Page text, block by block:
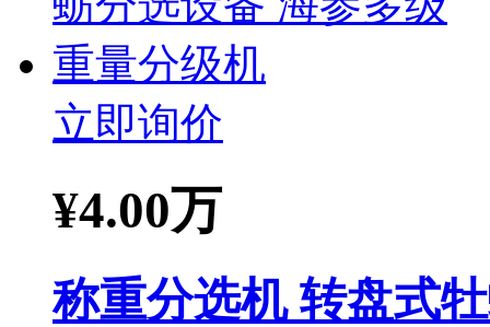
立即询价
¥4.00万
称重分选机 转盘式